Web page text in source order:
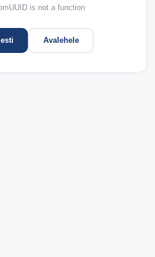
is not a function
Avalehele